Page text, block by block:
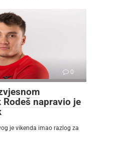
0
napravio je
je vikenda imao razlog za